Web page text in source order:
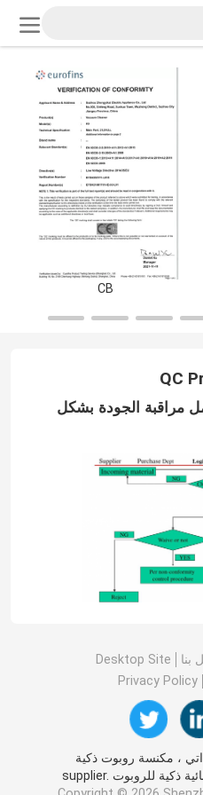
CB
QC
مراقبة الجودة بشكل
بنا
Desktop Site
Privacy Policy
، مكنسة روبوت ذكية